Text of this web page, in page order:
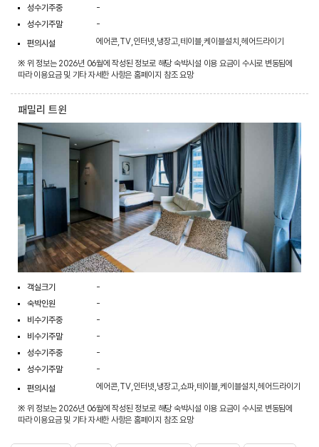
성수기주중
-
성수기주말
-
편의시설
에어콘,TV,인터넷,냉장고,테이블,케이블설치,헤어드라이기
※ 위 정보는 2026년 06월에 작성된 정보로 해당 숙박시설 이용 요금이 수시로 변동됨에
따라 이용요금 및 기타 자세한 사항은 홈페이지 참조 요망
패밀리 트윈
객실크기
-
숙박인원
-
비수기주중
-
비수기주말
-
성수기주중
-
성수기주말
-
편의시설
에어콘,TV,인터넷,냉장고,쇼파,테이블,케이블설치,헤어드라이기
※ 위 정보는 2026년 06월에 작성된 정보로 해당 숙박시설 이용 요금이 수시로 변동됨에
따라 이용요금 및 기타 자세한 사항은 홈페이지 참조 요망